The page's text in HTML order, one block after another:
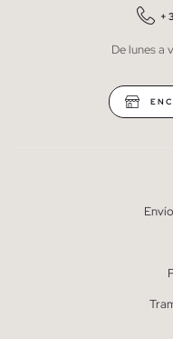
* Puedes cancelar
De lunes a